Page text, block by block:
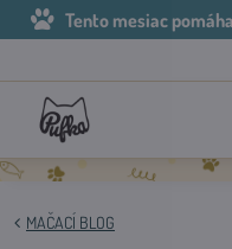
Tento mesiac
MAČACÍ BLOG